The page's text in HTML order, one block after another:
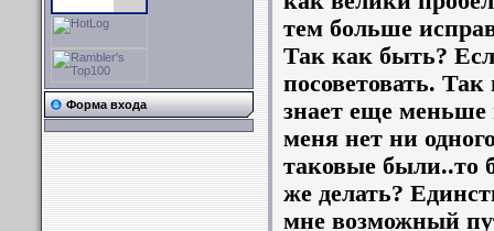
Форма входа
тем больше
Так как быть?
посоветовать. Так
знает еще меньше
меня нет ни
таковые были..то
же делать?
мне возможный